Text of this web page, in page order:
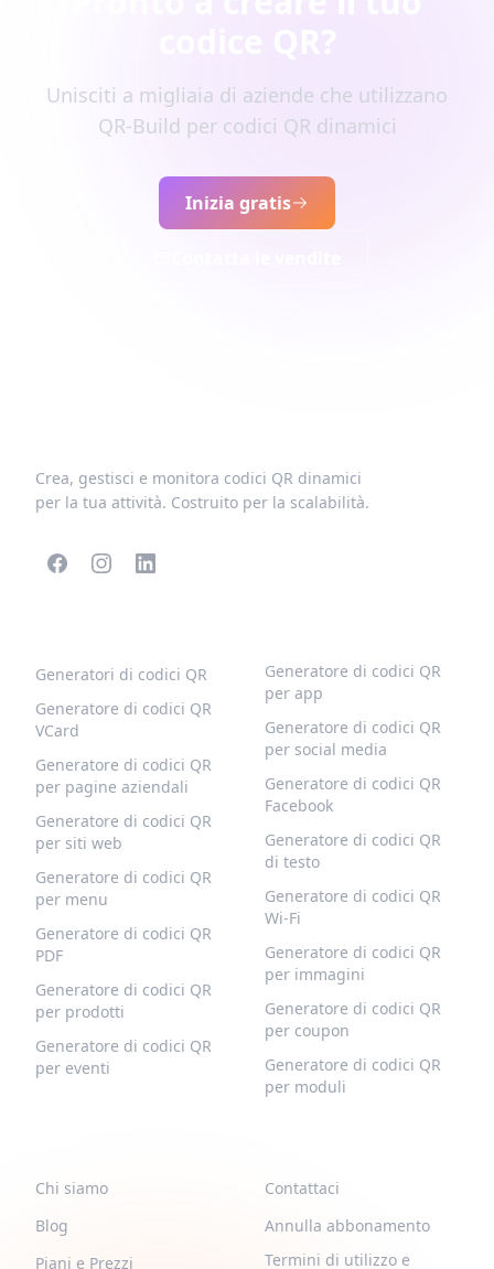
Unisciti a migliaia di aziende che utilizzano
QR-Build per codici QR dinamici
Inizia gratis
Crea, gestisci e monitora codici QR dinamici
per la tua attività. Costruito per la scalabilità.
Generatori di codici QR
Generatore di codici QR
VCard
Generatore di codici QR
per pagine aziendali
Generatore di codici QR
per siti web
Generatore di codici QR
per menu
Generatore di codici QR
PDF
Generatore di codici QR
per prodotti
Generatore di codici QR
per eventi
Generatore di codici QR
per app
Generatore di codici QR
per social media
Generatore di codici QR
Facebook
Generatore di codici QR
di testo
Generatore di codici QR
Wi-Fi
Generatore di codici QR
per immagini
Generatore di codici QR
per coupon
Generatore di codici QR
per moduli
Chi siamo
Blog
Piani e Prezzi
Contattaci
Annulla abbonamento
Termini di utilizzo e